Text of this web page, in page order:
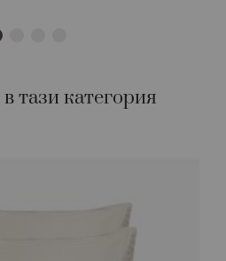
тази категория